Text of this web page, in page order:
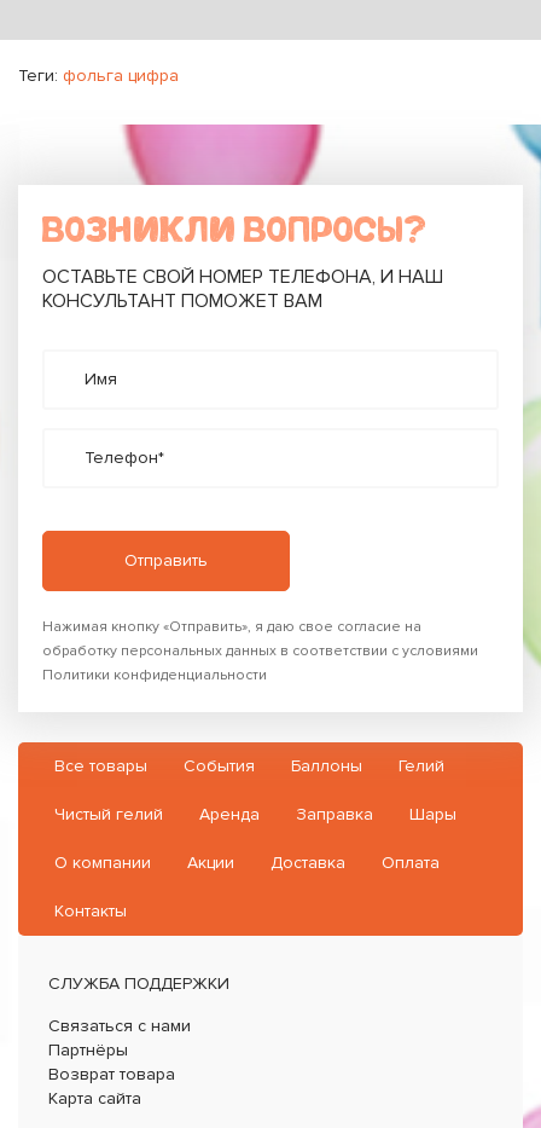
Теги: фольга цифра
ВОЗНИКЛИ ВОПРОСЫ?
ОСТАВЬТЕ СВОЙ НОМЕР ТЕЛЕФОНА, И НАШ
КОНСУЛЬТАНТ ПОМОЖЕТ ВАМ
Имя
Телефон*
Нажимая кнопку «Отправить», я даю свое согласие на
обработку персональных данных в соответствии с условиями
Политики конфиденциальности
Все товары События Баллоны Гелий
Чистый гелий Аренда Заправка Шары
О компании Акции Доставка Оплата
Контакты
СЛУЖБА ПОДДЕРЖКИ
Связаться с нами
Партнёры
Возврат товара
Карта сайта